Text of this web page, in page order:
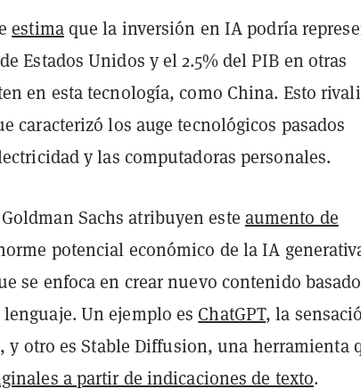
estimaque la inversión en IA podría
Estados Unidos y el 2.5% del PIB en otras
en esta tecnología, como China. Esto
caracterizó los auge tecnológicos pasados
y las computadoras personales.
Sachs atribuyen este aumento de
potencial económico de la IA
se enfoca en crear nuevo contenido
Un ejemplo es ChatGPT, la
y otro es Stable Diffusion, una herramienta
a partir de indicaciones de texto.